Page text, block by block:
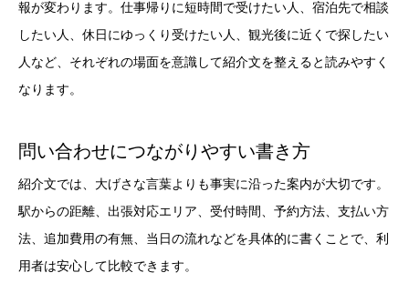
報が変わります。仕事帰りに短時間で受けたい人、宿泊先で相談
したい人、休日にゆっくり受けたい人、観光後に近くで探したい
人など、それぞれの場面を意識して紹介文を整えると読みやすく
なります。
問い合わせにつながりやすい書き方
紹介文では、大げさな言葉よりも事実に沿った案内が大切です。
駅からの距離、出張対応エリア、受付時間、予約方法、支払い方
法、追加費用の有無、当日の流れなどを具体的に書くことで、利
用者は安心して比較できます。